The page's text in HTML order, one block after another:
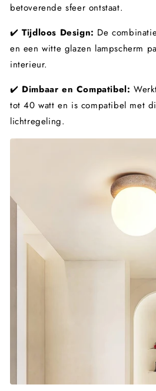
betoverende sfeer ontstaat.
✔️Tijdloos Design: De
en een witte glazen lampscherm
interieur.
✔️ Dimbaar en Compatibel:
tot 40 watt en is compatibel met
lichtregeling.